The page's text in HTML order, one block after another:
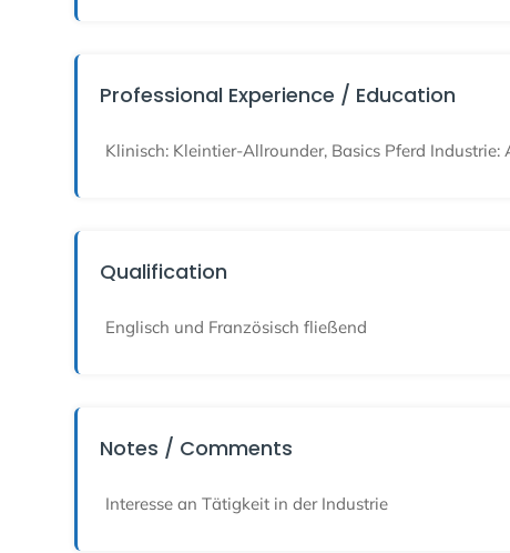
Professional Experience / Education
Klinisch: Kleintier-Allrounder, Basics Pferd
Qualification
Englisch und Französisch fließend
Notes / Comments
Interesse an Tätigkeit in der Industrie